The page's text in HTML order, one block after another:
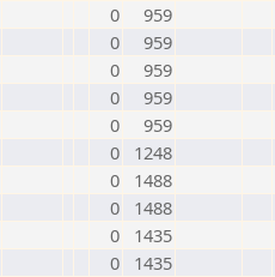
0
959
0
959
0
959
0
959
0
959
0
1248
0
1488
0
1488
0
1435
0
1435